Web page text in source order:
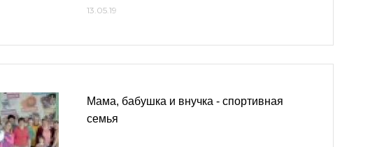
13.05.19
Мама, бабушка и внучка - спортивная
семья